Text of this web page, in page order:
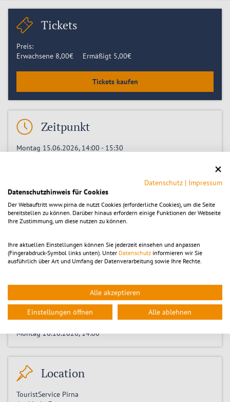
Tickets
Preis:
Erwachsene 8,00€ Ermäßigt 5,00€
Tickets kaufen
Zeitpunkt
Montag 15.06.2026, 14:00 - 15:30
Montag 13.07.2026, 14:00
Montag 20.07.2026, 14:00
Montag 27.07.2026, 14:00
Montag 03.08.2026, 14:00
Montag 10.08.2026, 14:00
Montag 24.08.2026, 14:00
Montag 31.08.2026, 14:00
Montag 07.09.2026, 14:00
Montag 21.09.2026, 14:00
Montag 28.09.2026, 14:00
Montag 05.10.2026, 14:00
Montag 12.10.2026, 14:00
Montag 26.10.2026, 14:00
Location
TouristService Pirna
Datenschutz | Impressum
Datenschutzhinweis für Cookies
Der Webauftritt www.pirna.de nutzt Cookies (erforderliche Cookies), um die Seite
bereitstellen zu können. Darüber hinaus erfordern einige Funktionen der Webseite
Ihre Zustimmung, um diese nutzen zu können.
Ihre aktuellen Einstellungen können Sie jederzeit einsehen und anpassen
(Fingerabdruck-Symbol links unten). Unter Datenschutz informieren wir Sie
ausführlich über Art und Umfang der Datenverarbeitung sowie Ihre Rechte.
Alle akzeptieren
Einstellungen öffnen Alle ablehnen